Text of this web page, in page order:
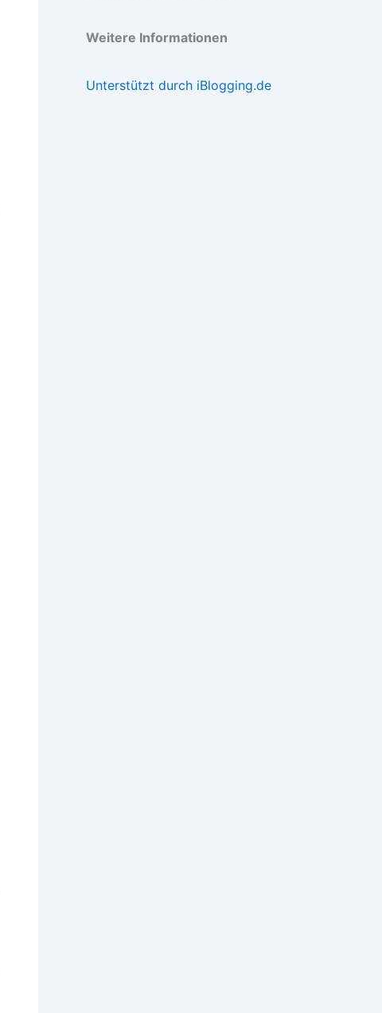
Weitere Informationen
Unterstützt durch iBlogging.de